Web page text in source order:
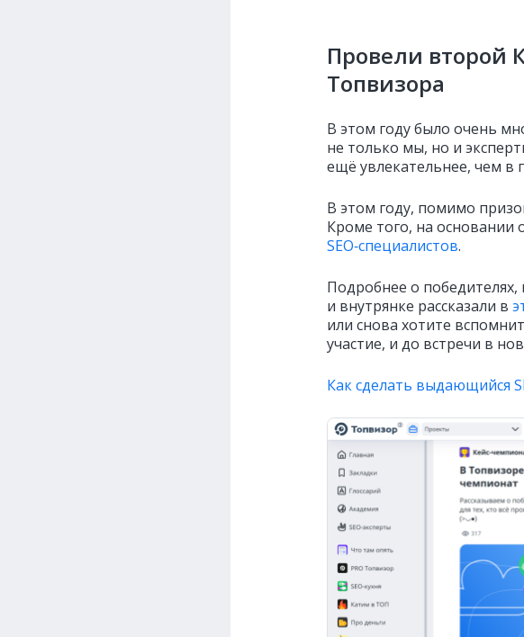
Провели второй
Топвизора
В этом году было очень
не только мы, но и
ещё увлекательнее, чем в
В этом году, помимо
Кроме того, на
SEO‑специалистов.
Подробнее о
и внутрянке рассказали в
или снова хотите
участие, и до встречи в
Как сделать выдающийся